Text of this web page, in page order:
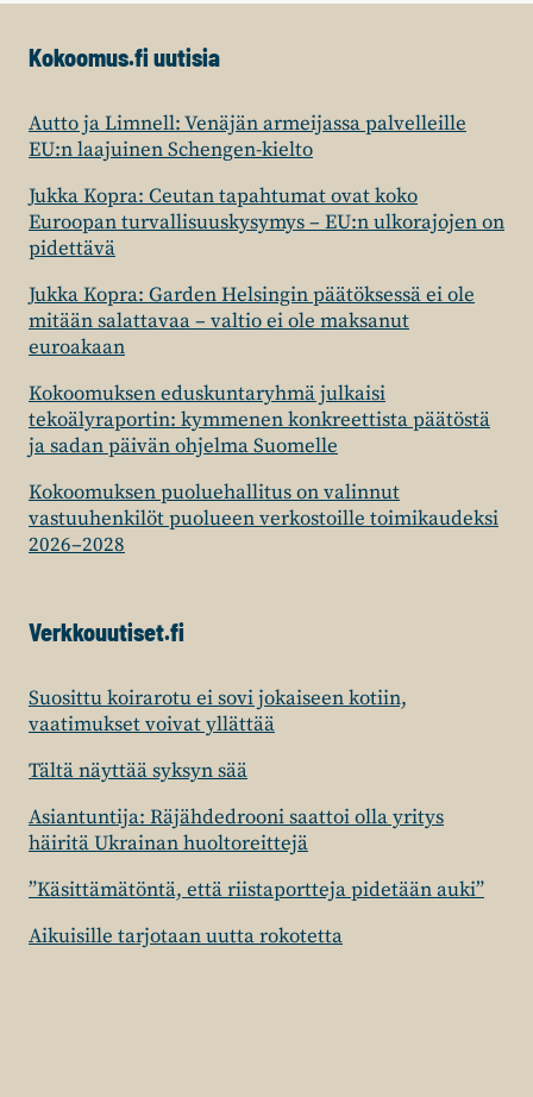
Kokoomus.fi uutisia
Autto ja Limnell: Venäjän armeijassa palvelleille
EU:n laajuinen Schengen-kielto
Jukka Kopra: Ceutan tapahtumat ovat koko
Euroopan turvallisuuskysymys – EU:n ulkorajojen on
pidettävä
Jukka Kopra: Garden Helsingin päätöksessä ei ole
mitään salattavaa – valtio ei ole maksanut
euroakaan
Kokoomuksen eduskuntaryhmä julkaisi
tekoälyraportin: kymmenen konkreettista päätöstä
ja sadan päivän ohjelma Suomelle
Kokoomuksen puoluehallitus on valinnut
vastuuhenkilöt puolueen verkostoille toimikaudeksi
2026–2028
Verkkouutiset.fi
Suosittu koirarotu ei sovi jokaiseen kotiin,
vaatimukset voivat yllättää
Tältä näyttää syksyn sää
Asiantuntija: Räjähdedrooni saattoi olla yritys
häiritä Ukrainan huoltoreittejä
”Käsittämätöntä, että riistaportteja pidetään auki”
Aikuisille tarjotaan uutta rokotetta